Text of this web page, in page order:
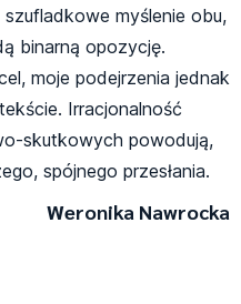
myślenie obu,
binarną opozycję.
moje podejrzenia jednak
Irracjonalność
skutkowych powodują,
spójnego przesłania.
Weronika Nawrocka